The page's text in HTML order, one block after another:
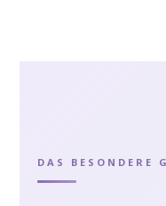
DAS BESONDERE